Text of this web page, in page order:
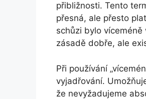
přibližnosti. Tento
přesná, ale přesto
schůzi bylo
zásadě dobře, ale
Při používání
vyjadřování.
že nevyžadujeme